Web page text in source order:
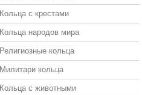
Кольца с крестами
Кольца народов мира
Религиозные кольца
Милитари кольца
Кольца с животными